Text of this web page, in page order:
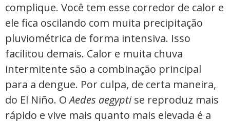
complique. Você tem esse corredor de calor e
ele fica oscilando com muita precipitação
pluviométrica de forma intensiva. Isso
facilitou demais. Calor e muita chuva
intermitente são a combinação principal
para a dengue. Por culpa, de certa maneira,
do El Niño. OAedes aegyptise reproduz mais
rápido e vive mais quanto mais elevada é a